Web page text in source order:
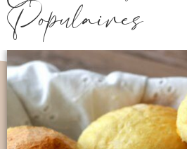
Populaires